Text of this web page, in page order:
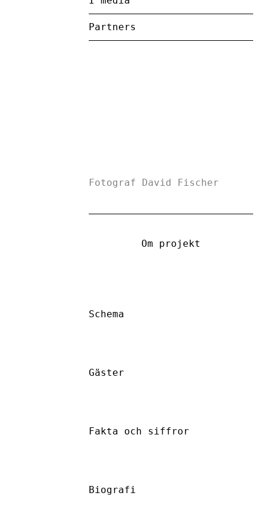
Partners
Fotograf David Fischer
Om projekt
Schema
Gäster
Fakta och siffror
Biografi